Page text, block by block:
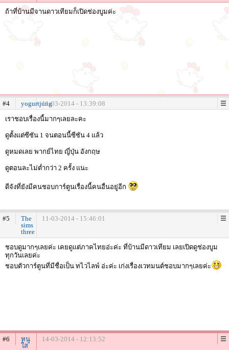
ถ้าที่บ้านมีจานดาวเทียมก็เปิดช่องบูมค่ะ
#4 yogurtjung11-03-2014 - 13:39:08
เราชอบเรื่องนี้มากๆเลยละคะ
ดูตั้งแต่ซีซัน 1 จนตอนนี้ซีซัน 4 แล้ว
ดูหมดเลย พากย์ไทย ญี่ปุ่น อังกฤษ
ดูตอนละไม่ต่ำกว่า 2 ครั้ง แนะ
ดีจังที่ยังมีคนชอบการ์ตูนเรื่องนี้คนอื่นอยู่อีก
#5
The
sims
three
11-03-2014 - 15:46:01
ชอบดูมากๆเลยค่ะ เคยดูแต่ภาคไทยอ่ะค่ะ ที่บ้านมีดาวเทียม เลยเปิดดูช่องบูม
ทุกวันเลยค่ะ
ชอบตัวการ์ตูนที่มีชื่อเป็น ทไวไลพ์ อ่ะค่ะ เก่งเรื่องเวทมนต์ชอบมากๆเลยค่ะ
#6
หนู
ใส
14-03-2014 - 12:13:52